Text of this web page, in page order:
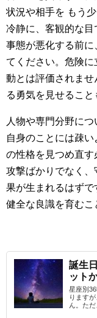
状況や相手を もう
冷静に、客観的な目
事態が悪化する前
てください。危険
動とは評価されませ
る勇気を見せること
人物や専門分野に
自身のことには疎
の性格を見つめ直す
攻撃ばかりでなく
果が生まれるはずで
健全な良識を育むこ
誕生
ット
星座別
ります
ん。ただ